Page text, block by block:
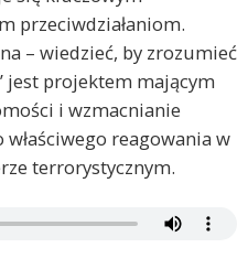
przeciwdziałaniom.
– wiedzieć, by zrozumieć
jest projektem mającym
i wzmacnianie
reagowania w
terrorystycznym.